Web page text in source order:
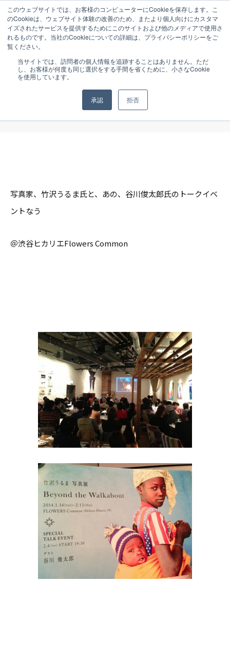
このウェブサイトでは、お客様のコンピューターにCookieを保存します。こ
のCookieは、ウェブサイト体験の改善のため、またより個人向けにカスタマ
イズされたサービスを提供するためにこのサイトおよび他のメディアで使用さ
れるものです。当社のCookieについての詳細は、プライバシーポリシーをご
覧ください。
当サイトでは、訪問者の個人情報を追跡することはありません。ただ
し、お客様が何度も同じ選択をする手間を省くために、小さなCookie
を使用しています。
承認 拒否
【CEOブログ】写真家・竹沢うるま氏と
谷川俊太郎さんトークイベント＠
Flowers Common
写真家、竹沢うるま氏と、あの、谷川俊太郎氏のトークイベ
ントなう
＠渋谷ヒカリエFlowers Common